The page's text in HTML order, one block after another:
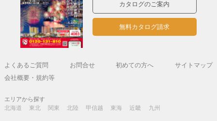
カタログのご案内
無料カタログ請求
よくあるご質問 お問合せ 初めての方へ
サイトマップ
会社概要・規約等
エリアから探す
北海道
東北 関東 北陸 甲信越 東海 近畿 九州